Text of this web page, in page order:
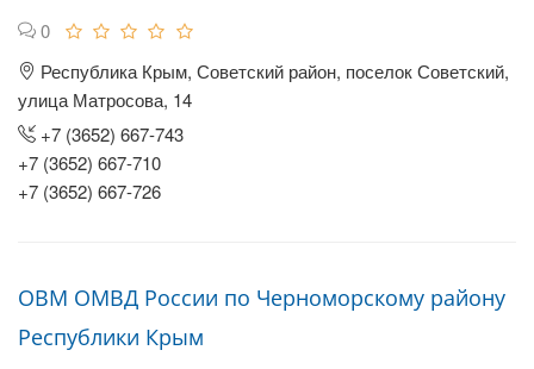
0
Республика Крым, Советский район, поселок Советский,
улица Матросова, 14
+7 (3652) 667-743
+7 (3652) 667-710
+7 (3652) 667-726
ОВМ ОМВД России по Черноморскому району
Республики Крым